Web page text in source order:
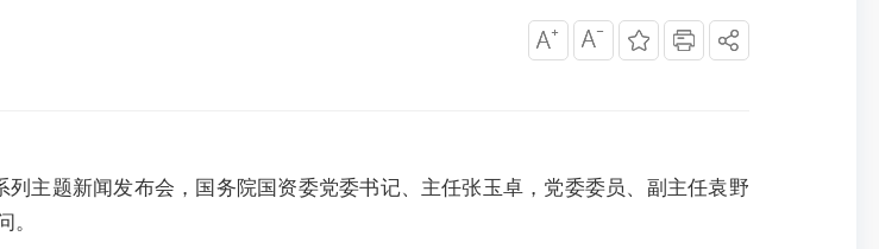
主题新闻发布会，国务院国资委党委书记、主任张玉卓，党委委员、副主任袁野
。